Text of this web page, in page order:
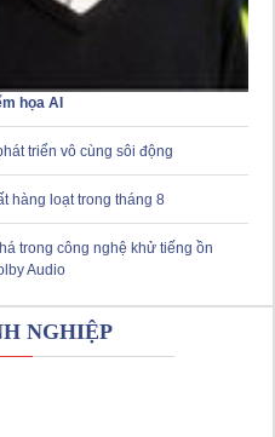
họa AI
triển vô cùng sôi động
hàng loạt trong tháng 8
trong công nghệ khử tiếng ồn
Audio
NGHIỆP